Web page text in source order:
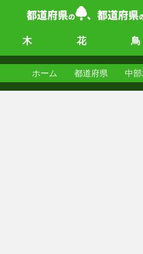
木 花 鳥
ホーム 都道府県 中